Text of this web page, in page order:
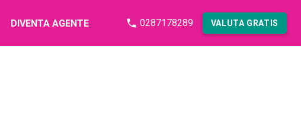
DIVENTA AGENTE 0287178289 VALUTA GRATIS